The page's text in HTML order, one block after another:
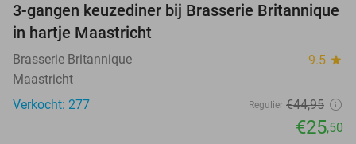
43%
3-gangen keuzediner bij Brasserie Britannique
in hartje Maastricht
Brasserie Britannique 9.5 star
Maastricht
Verkocht: 277
Regulier €44,95
€25,50